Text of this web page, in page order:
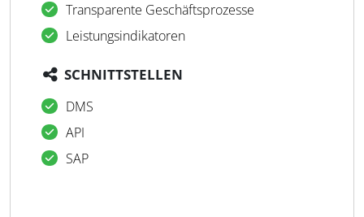
Transparente Geschäftsprozesse
Leistungsindikatoren
SCHNITTSTELLEN
DMS
API
SAP